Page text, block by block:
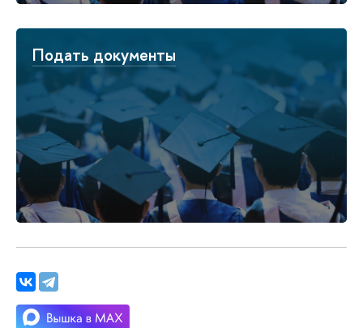
Подать документы